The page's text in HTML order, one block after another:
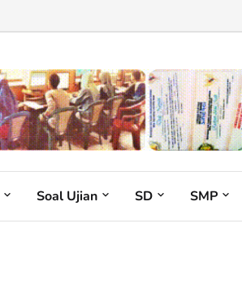
Soal Ujian SD SMP